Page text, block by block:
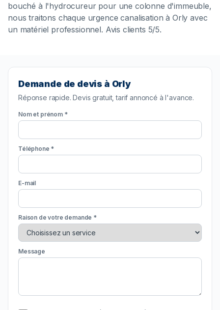
bouché à l'hydrocureur pour une colonne d'immeuble,
nous traitons chaque urgence canalisation à Orly avec
un matériel professionnel. Avis clients 5/5.
Demande de devis à Orly
Réponse rapide. Devis gratuit, tarif annoncé à l'avance.
Nom et prénom *
Téléphone *
E-mail
Raison de votre demande *
Message